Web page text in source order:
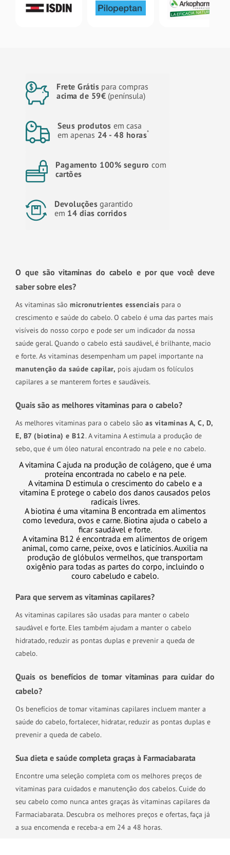
Frete Grátis para compras
acima de 59€ (península)
Seus produtos em casa
em apenas 24 - 48 horas*
Pagamento 100% seguro com
cartões
Devoluções garantido
em 14 dias corridos
O que são vitaminas do cabelo e por que você deve
saber sobre eles?
As vitaminas são micronutrientes essenciais para o
crescimento e saúde do cabelo. O cabelo é uma das partes mais
visíveis do nosso corpo e pode ser um indicador da nossa
saúde geral. Quando o cabelo está saudável, é brilhante, macio
e forte. As vitaminas desempenham um papel importante na
manutenção da saúde capilar, pois ajudam os folículos
capilares a se manterem fortes e saudáveis.
Quais são as melhores vitaminas para o cabelo?
As melhores vitaminas para o cabelo são as vitaminas A, C, D,
E, B7 (biotina) e B12. A vitamina A estimula a produção de
sebo, que é um óleo natural encontrado na pele e no cabelo.
A vitamina C ajuda na produção de colágeno, que é uma
proteína encontrada no cabelo e na pele.
A vitamina D estimula o crescimento do cabelo e a
vitamina E protege o cabelo dos danos causados pelos
radicais livres.
A biotina é uma vitamina B encontrada em alimentos
como levedura, ovos e carne. Biotina ajuda o cabelo a
ficar saudável e forte.
A vitamina B12 é encontrada em alimentos de origem
animal, como carne, peixe, ovos e laticínios. Auxilia na
produção de glóbulos vermelhos, que transportam
oxigênio para todas as partes do corpo, incluindo o
couro cabeludo e cabelo.
Para que servem as vitaminas capilares?
As vitaminas capilares são usadas para manter o cabelo
saudável e forte. Eles também ajudam a manter o cabelo
hidratado, reduzir as pontas duplas e prevenir a queda de
cabelo.
Quais os benefícios de tomar vitaminas para cuidar do
cabelo?
Os benefícios de tomar vitaminas capilares incluem manter a
saúde do cabelo, fortalecer, hidratar, reduzir as pontas duplas e
prevenir a queda de cabelo.
Sua dieta e saúde completa graças à Farmaciabarata
Encontre uma seleção completa com os melhores preços de
vitaminas para cuidados e manutenção dos cabelos. Cuide do
seu cabelo como nunca antes graças às vitaminas capilares da
Farmaciabarata. Descubra os melhores preços e ofertas, faça já
a sua encomenda e receba-a em 24 a 48 horas.